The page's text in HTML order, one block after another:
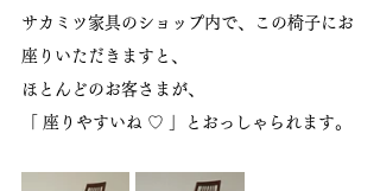
サカミツ家具のショップ内で、この椅子にお
座りいただきますと、
ほとんどのお客さまが、
「 座りやすいね ♡ 」とおっしゃられます。